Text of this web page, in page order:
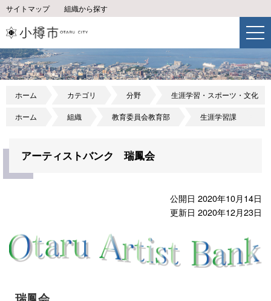
サイトマップ 組織から探す
ホーム カテゴリ 分野 生涯学習・スポーツ・文化
ホーム 組織 教育委員会教育部 生涯学習課
アーティストバンク 瑞鳳会
公開日 2020年10月14日
更新日 2020年12月23日